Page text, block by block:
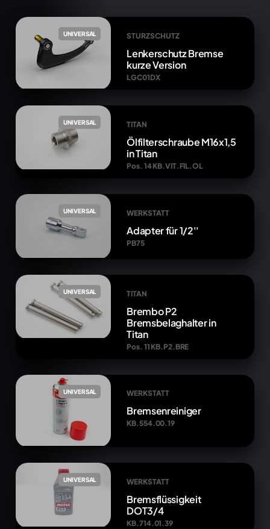
UNIVERSAL STURZSCHUTZ
Lenkerschutz Bremse
kurze Version
LGC01DX
UNIVERSAL TITAN
Ölfilterschraube M16x1,5
in Titan
Pos. 14 KB.VIT.FIL.OL
UNIVERSAL WERKSTATT
Adapter für 1/2''
PB75
UNIVERSAL TITAN
Brembo P2
Bremsbelaghalter in
Titan
Pos. 11 KB.P2.BRE
UNIVERSAL WERKSTATT
Bremsenreiniger
KB.554.00.19
UNIVERSAL WERKSTATT
Bremsflüssigkeit
DOT3/4
KB.714.01.39